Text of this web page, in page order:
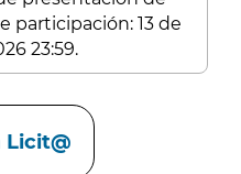
participación: 13 de
23:59.
Licit@